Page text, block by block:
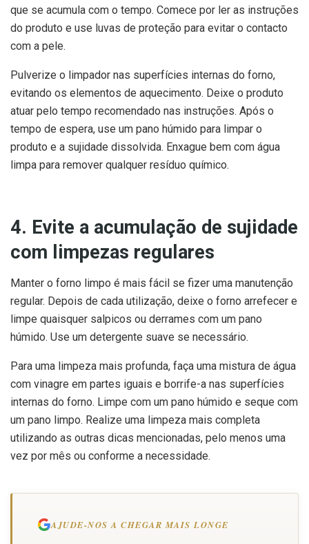
que se acumula com o tempo. Comece por ler as instruções
do produto e use luvas de proteção para evitar o contacto
com a pele.
Pulverize o limpador nas superfícies internas do forno,
evitando os elementos de aquecimento. Deixe o produto
atuar pelo tempo recomendado nas instruções. Após o
tempo de espera, use um pano húmido para limpar o
produto e a sujidade dissolvida. Enxague bem com água
limpa para remover qualquer resíduo químico.
4. Evite a acumulação de sujidade
com limpezas regulares
Manter o forno limpo é mais fácil se fizer uma manutenção
regular. Depois de cada utilização, deixe o forno arrefecer e
limpe quaisquer salpicos ou derrames com um pano
húmido. Use um detergente suave se necessário.
Para uma limpeza mais profunda, faça uma mistura de água
com vinagre em partes iguais e borrife-a nas superfícies
internas do forno. Limpe com um pano húmido e seque com
um pano limpo. Realize uma limpeza mais completa
utilizando as outras dicas mencionadas, pelo menos uma
vez por mês ou conforme a necessidade.
AJUDE-NOS A CHEGAR MAIS LONGE